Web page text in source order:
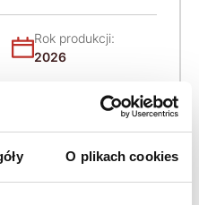
O plikach cookies
Rok produkcji:
2026
Automatyczna
Moc (KM):
265